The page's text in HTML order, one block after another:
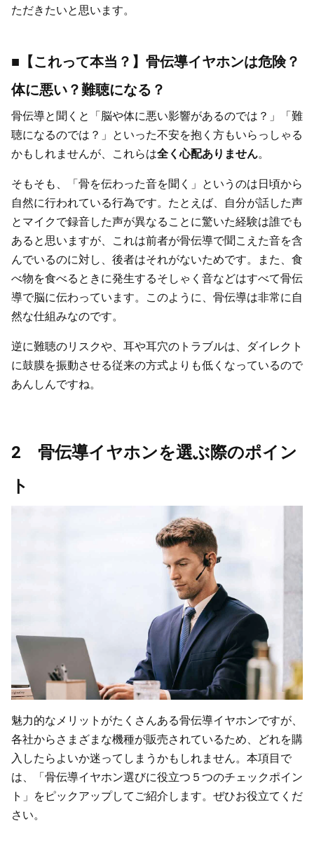
ただきたいと思います。
■【これって本当？】骨伝導イヤホンは危険？
体に悪い？難聴になる？
骨伝導と聞くと「脳や体に悪い影響があるのでは？」「難
聴になるのでは？」といった不安を抱く方もいらっしゃる
かもしれませんが、これらは全く心配ありません。
そもそも、「骨を伝わった音を聞く」というのは日頃から
自然に行われている行為です。たとえば、自分が話した声
とマイクで録音した声が異なることに驚いた経験は誰でも
あると思いますが、これは前者が骨伝導で聞こえた音を含
んでいるのに対し、後者はそれがないためです。また、食
べ物を食べるときに発生するそしゃく音などはすべて骨伝
導で脳に伝わっています。このように、骨伝導は非常に自
然な仕組みなのです。
逆に難聴のリスクや、耳や耳穴のトラブルは、ダイレクト
に鼓膜を振動させる従来の方式よりも低くなっているので
あんしんですね。
2 骨伝導イヤホンを選ぶ際のポイン
ト
魅力的なメリットがたくさんある骨伝導イヤホンですが、
各社からさまざまな機種が販売されているため、どれを購
入したらよいか迷ってしまうかもしれません。本項目で
は、「骨伝導イヤホン選びに役立つ５つのチェックポイン
ト」をピックアップしてご紹介します。ぜひお役立てくだ
さい。